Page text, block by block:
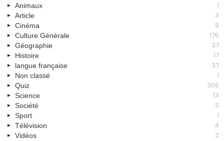
Animaux 1
Article 3
Cinéma 9
Culture Générale 175
Géographie 37
Histoire 17
langue française 37
Non classé 1
Quiz 306
Science 13
Société 11
Sport 1
Télévision 4
Vidéos 2